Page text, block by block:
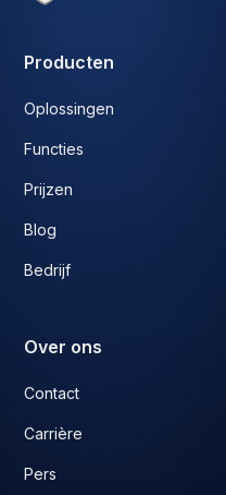
Producten
Oplossingen
Functies
Prijzen
Blog
Bedrijf
Over ons
Contact
Carrière
Pers